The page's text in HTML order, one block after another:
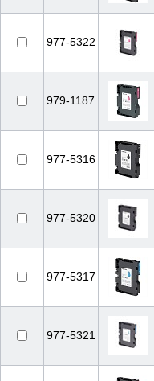
977-5322
979-1187
977-5316
977-5320
977-5317
977-5321